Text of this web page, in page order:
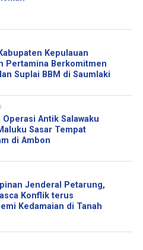
Kepulauan
Pertamina Berkomitmen
Suplai BBM di Saumlaki
Operasi Antik Salawaku
Sasar Tempat
di Ambon
Jenderal Petarung,
Konflik terus
Kedamaian di Tanah